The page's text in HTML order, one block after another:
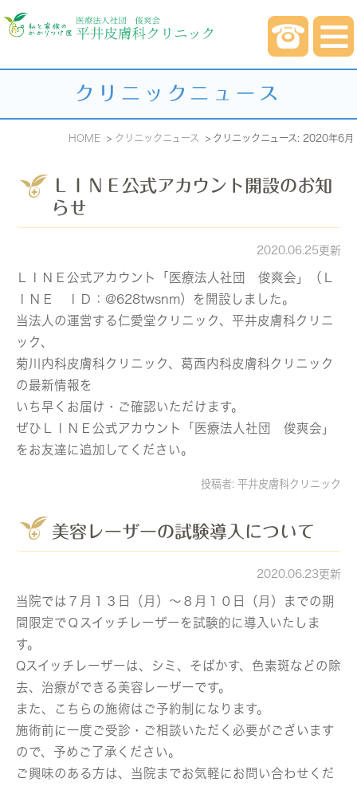
クリニックニュース
HOME クリニックニュース クリニックニュース: 2020年6月
ＬＩＮＥ公式アカウント開設のお知
らせ
2020.06.25更新
ＬＩＮＥ公式アカウント「医療法人社団 俊爽会」（Ｌ
ＩＮＥ ＩＤ：@628twsnm）を開設しました。
当法人の運営する仁愛堂クリニック、平井皮膚科クリニ
ック、
菊川内科皮膚科クリニック、葛西内科皮膚科クリニック
の最新情報を
いち早くお届け・ご確認いただけます。
ぜひＬＩＮＥ公式アカウント「医療法人社団 俊爽会」
をお友達に追加してください。
投稿者: 平井皮膚科クリニック
美容レーザーの試験導入について
2020.06.23更新
当院では７月１３日（月）～８月１０日（月）までの期
間限定でＱスイッチレーザーを試験的に導入いたしま
す。
Qスイッチレーザーは、シミ、そばかす、色素斑などの除
去、治療ができる美容レーザーです。
また、こちらの施術はご予約制になります。
施術前に一度ご受診・ご相談いただく必要がございます
ので、予めご了承ください。
ご興味のある方は、当院までお気軽にお問い合わせくだ